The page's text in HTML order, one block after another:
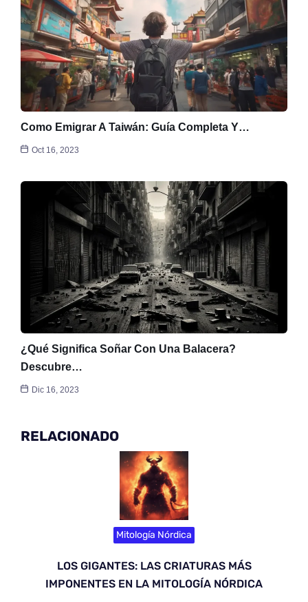
Como Emigrar A Taiwán: Guía Completa Y…
Oct 16, 2023
¿Qué Significa Soñar Con Una Balacera?
Descubre…
Dic 16, 2023
RELACIONADO
Mitología Nórdica
LOS GIGANTES: LAS CRIATURAS MÁS
IMPONENTES EN LA MITOLOGÍA NÓRDICA